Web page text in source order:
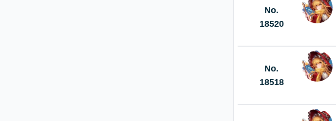
No.
18520
No.
18518